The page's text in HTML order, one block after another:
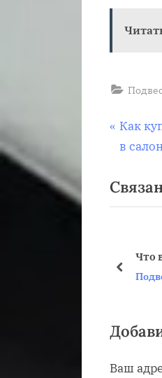
П
р
д
ы
щ
з
п
Как
в
Что
пред
Ваш